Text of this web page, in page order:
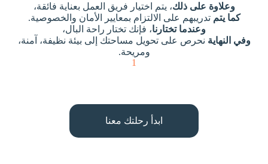
وعلاوة على ذلك، يتم اختيار فريق العمل بعناية فائقة،
كما يتم تدريبهم على الالتزام بمعايير الأمان والخصوصية.
وعندما تختارنا، فإنك تختار راحة البال،
وفي النهاية نحرص على تحويل مساحتك إلى بيئة نظيفة، آمنة،
ومريحة.
1
ابدأ رحلتك معنا